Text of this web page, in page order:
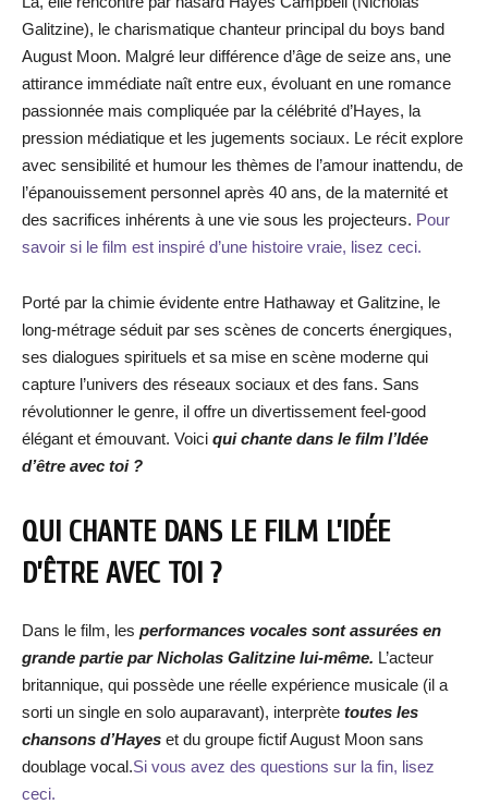
Galitzine), le charismatique chanteur principal du boys band
August Moon. Malgré leur différence d’âge de seize ans, une
attirance immédiate naît entre eux, évoluant en une romance
passionnée mais compliquée par la célébrité d’Hayes, la
pression médiatique et les jugements sociaux. Le récit explore
avec sensibilité et humour les thèmes de l’amour inattendu, de
l’épanouissement personnel après 40 ans, de la maternité et
des sacrifices inhérents à une vie sous les projecteurs. Pour
savoir si le film est inspiré d’une histoire vraie, lisez ceci.
Porté par la chimie évidente entre Hathaway et Galitzine, le
long-métrage séduit par ses scènes de concerts énergiques,
ses dialogues spirituels et sa mise en scène moderne qui
capture l’univers des réseaux sociaux et des fans. Sans
révolutionner le genre, il offre un divertissement feel-good
élégant et émouvant. Voici qui chante dans le film l’Idée
d’être avec toi ?
QUI CHANTE DANS LE FILM L’IDÉE
D’ÊTRE AVEC TOI ?
Dans le film, les performances vocales sont assurées en
grande partie par Nicholas Galitzine lui-même. L’acteur
britannique, qui possède une réelle expérience musicale (il a
sorti un single en solo auparavant), interprète toutes les
chansons d’Hayes et du groupe fictif August Moon sans
doublage vocal.Si vous avez des questions sur la fin, lisez
ceci.